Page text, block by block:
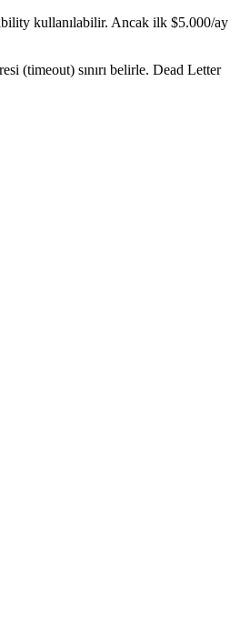
kullanılabilir. Ancak ilk $5.000/ay
(timeout) sınırı belirle. Dead Letter